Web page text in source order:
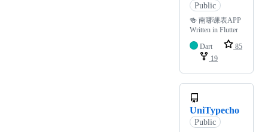
Public
🍻 南哪课表APP
Written in Flutter
Dart
85
19
UniTypecho
Public